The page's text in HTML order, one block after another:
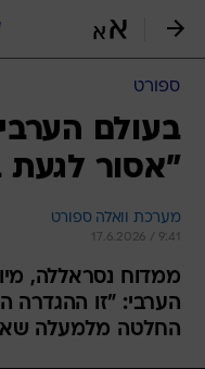
ספורט
בעולם
"אסור לגעת
מערכת וואלה ספורט
17.6.2026 / 9:41
ממדוח נסראללה,
הערבי: "זו ההגדרה
החלטה מלמעלה